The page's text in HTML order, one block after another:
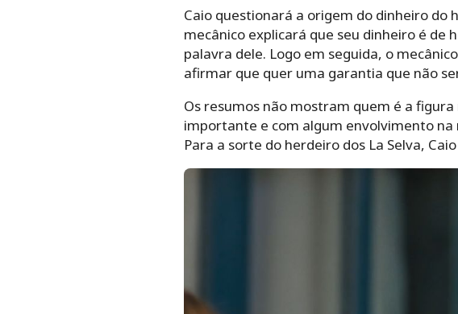
Caio questionará a origem do dinheiro do
mecânico explicará que seu dinheiro é
palavra dele. Logo em seguida, o
afirmar que quer uma garantia que não
Os resumos não mostram quem é a
importante e com algum envolvimento
Para a sorte do herdeiro dos La Selva,